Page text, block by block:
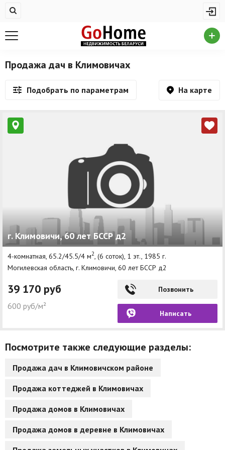
Недвижимость в Климовичах
На сутки
Новостройки
Комерческая недвижимость
Недвижимость в Климовичах
Продажа коммерческой недвижимости
Аренда коммерческой недвижимости
Другие разделы
Новости
Ремонт квартир
Способы оплаты
Реклама на сайте
Продажа дач в Климовичах
Подобрать по параметрам На карте
г. Климовичи, 60 лет БССР д2
4-комнатная, 65.2/45.5/4 м2 , (6 соток), 1 эт., 1985 г.
Могилевская область, г. Климовичи, 60 лет БССР д2
39 170 руб
600 руб/м²
Позвонить
Написать
Посмотрите также следующие разделы:
Продажа дач в Климовичском районе
Продажа коттеджей в Климовичах
Продажа домов в Климовичах
Продажа домов в деревне в Климовичах